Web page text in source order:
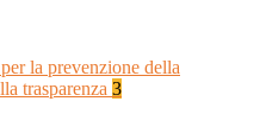
la prevenzione della
trasparenza 3